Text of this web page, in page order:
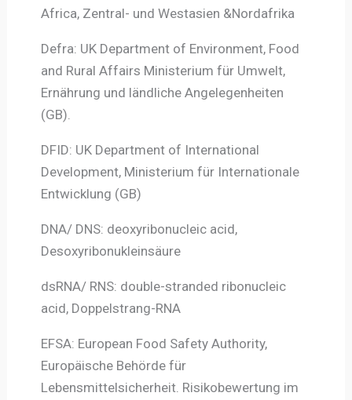
Africa, Zentral- und Westasien &Nordafrika
Defra: UK Department of Environment, Food
and Rural Affairs Ministerium für Umwelt,
Ernährung und ländliche Angelegenheiten
(GB).
DFID: UK Department of International
Development, Ministerium für Internationale
Entwicklung (GB)
DNA/ DNS: deoxyribonucleic acid,
Desoxyribonukleinsäure
dsRNA/ RNS: double-stranded ribonucleic
acid, Doppelstrang-RNA
EFSA: European Food Safety Authority,
Europäische Behörde für
Lebensmittelsicherheit. Risikobewertung im